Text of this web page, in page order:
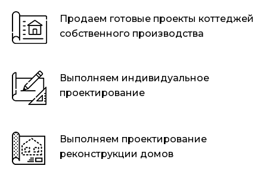
Продаем готовые проекты коттеджей
собственного производства
Выполняем индивидуальное
проектирование
Выполняем проектирование
реконструкции домов